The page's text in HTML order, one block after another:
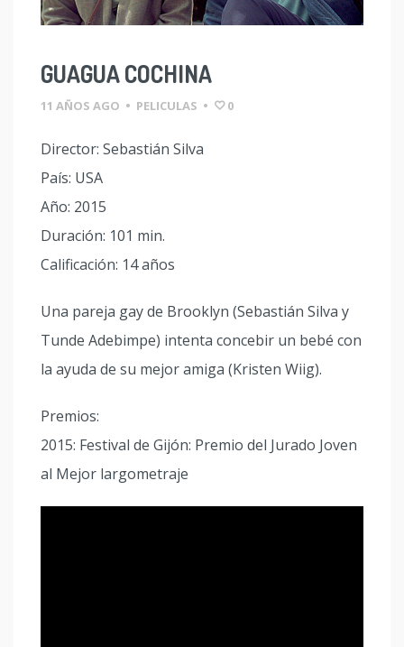
GUAGUA COCHINA
11 AÑOS AGO • PELICULAS • 0
Director: Sebastián Silva
País: USA
Año: 2015
Duración: 101 min.
Calificación: 14 años
Una pareja gay de Brooklyn (Sebastián Silva y
Tunde Adebimpe) intenta concebir un bebé con
la ayuda de su mejor amiga (Kristen Wiig).
Premios:
2015: Festival de Gijón: Premio del Jurado Joven
al Mejor largometraje